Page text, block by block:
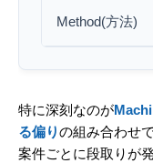
Method(方法)
特に深刻なのが
る偏りの組み合わせ
案件ごとに段取りが